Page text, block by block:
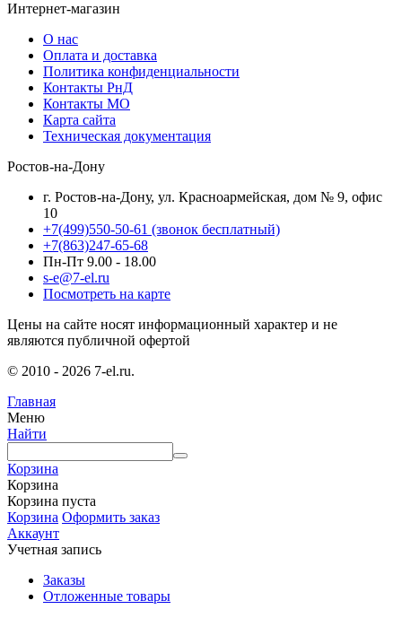
Интернет-магазин
О нас
Оплата и доставка
Политика конфиденциальности
Контакты РнД
Контакты МО
Карта сайта
Техническая документация
Ростов-на-Дону
г. Ростов-на-Дону, ул. Красноармейская, дом № 9, офис
10
+7(499)550-50-61 (звонок бесплатный)
+7(863)247-65-68
Пн-Пт 9.00 - 18.00
s-e@7-el.ru
Посмотреть на карте
Цены на сайте носят информационный характер и не
являются публичной офертой
© 2010 - 2026 7-el.ru.
Главная
Меню
Найти
Корзина
Корзина
Корзина пуста
Корзина Оформить заказ
Аккаунт
Учетная запись
Заказы
Отложенные товары